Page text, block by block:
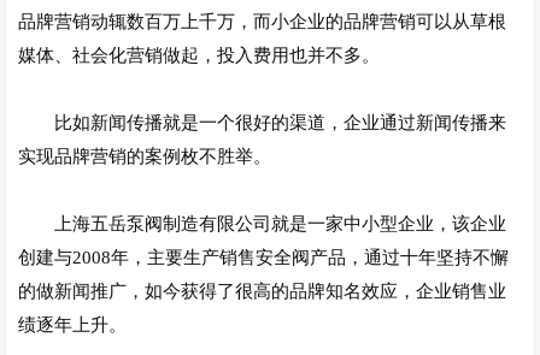
品牌营销动辄数百万上千万，而小企业的品牌营销可以从草根
媒体、社会化营销做起，投入费用也并不多。
比如新闻传播就是一个很好的渠道，企业通过新闻传播来
实现品牌营销的案例枚不胜举。
上海五岳泵阀制造有限公司就是一家中小型企业，该企业
创建与2008年，主要生产销售安全阀产品，通过十年坚持不懈
的做新闻推广，如今获得了很高的品牌知名效应，企业销售业
绩逐年上升。